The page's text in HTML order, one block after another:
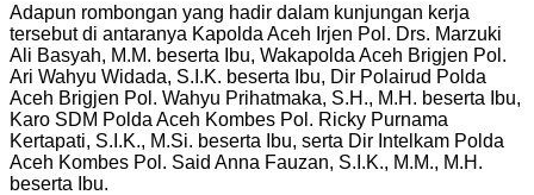
Adapun rombongan yang hadir dalam kunjungan kerja
tersebut di antaranya Kapolda Aceh Irjen Pol. Drs. Marzuki
Ali Basyah, M.M. beserta Ibu, Wakapolda Aceh Brigjen Pol.
Ari Wahyu Widada, S.I.K. beserta Ibu, Dir Polairud Polda
Aceh Brigjen Pol. Wahyu Prihatmaka, S.H., M.H. beserta Ibu,
Karo SDM Polda Aceh Kombes Pol. Ricky Purnama
Kertapati, S.I.K., M.Si. beserta Ibu, serta Dir Intelkam Polda
Aceh Kombes Pol. Said Anna Fauzan, S.I.K., M.M., M.H.
beserta Ibu.